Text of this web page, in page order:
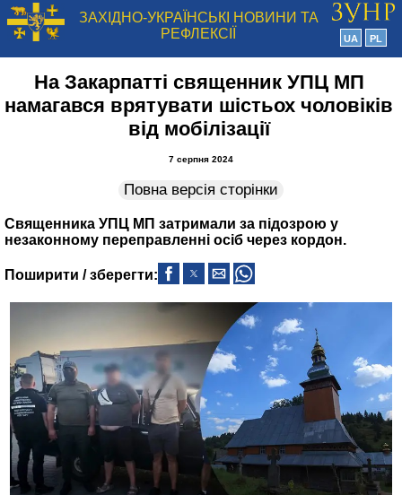
ЗАХІДНО-УКРАЇНСЬКІ НОВИНИ ТА
РЕФЛЕКСІЇ
UA PL
На Закарпатті священник УПЦ МП
намагався врятувати шістьох чоловіків
від мобілізації
7 серпня 2024
Повна версія сторінки
Священника УПЦ МП затримали за підозрою у
незаконному переправленні осіб через кордон.
Поширити / зберегти: